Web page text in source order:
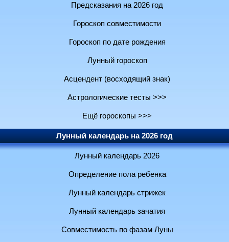
Предсказания на 2026 год
Гороскоп совместимости
Гороскоп по дате рождения
Лунный гороскоп
Асцендент (восходящий знак)
Астрологические тесты >>>
Ещё гороскопы >>>
Лунный календарь на 2026 год
Лунный календарь 2026
Определение пола ребенка
Лунный календарь стрижек
Лунный календарь зачатия
Совместимость по фазам Луны